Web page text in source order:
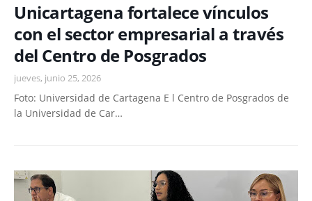
Unicartagena fortalece vínculos
con el sector empresarial a través
del Centro de Posgrados
jueves, junio 25, 2026
Foto: Universidad de Cartagena E l Centro de Posgrados de
la Universidad de Car…